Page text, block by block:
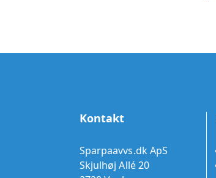
Kontakt
Sparpaavvs.dk ApS
Skjulhøj Allé 20